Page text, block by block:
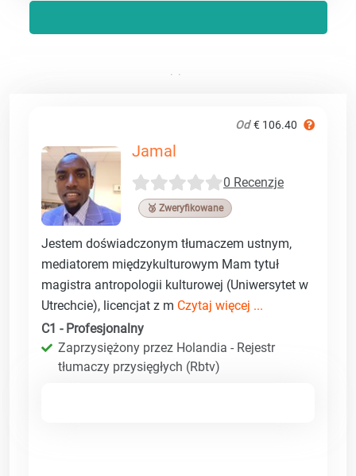
Od € 106.40
Jamal
0 Recenzje
🥉 Zweryfikowane
Jestem doświadczonym tłumaczem ustnym,
mediatorem międzykulturowym Mam tytuł
magistra antropologii kulturowej (Uniwersytet w
Utrechcie), licencjat z m Czytaj więcej ...
C1 - Profesjonalny
Zaprzysiężony przez Holandia - Rejestr
tłumaczy przysięgłych (Rbtv)